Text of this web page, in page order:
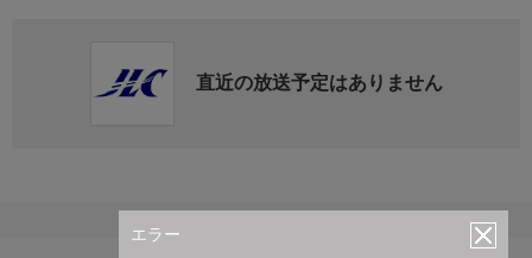
エラー
直近の放送予定はありません